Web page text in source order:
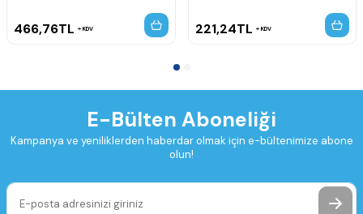
466,76TL KDV 221,24TL KDV
E-Bülten Aboneliği
Kampanya ve yeniliklerden haberdar olmak için e-bültenimize abone
olun!